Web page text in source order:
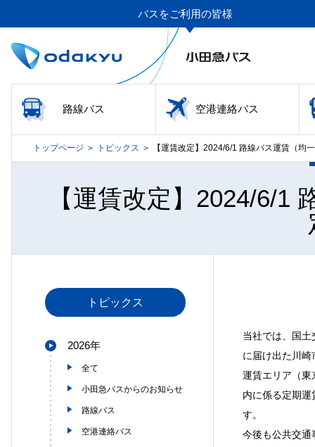
バスをご利用の皆様
路線バス 空港連絡バス
トップページ > トピックス > 【運賃改定】2024/6/1 路線バス運賃（均
【運賃改定】2024/6/1
当社では、国
に届け出た川
運賃エリア（東
内に係る定期
す。
今後も公共交通
トピックス
2026年
全て
小田急バスからのお知らせ
路線バス
空港連絡バス